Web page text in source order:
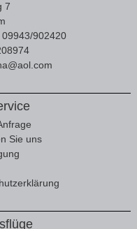
7
902420
Sie uns